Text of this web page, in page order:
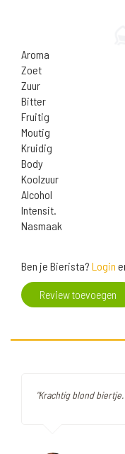
Aroma
Zoet
Zuur
Bitter
Fruitig
Moutig
Kruidig
Body
Koolzuur
Alcohol
Intensit.
Nasmaak
Ben je Bierista? Login
Review toevoegen
"Krachtig blond biertje."